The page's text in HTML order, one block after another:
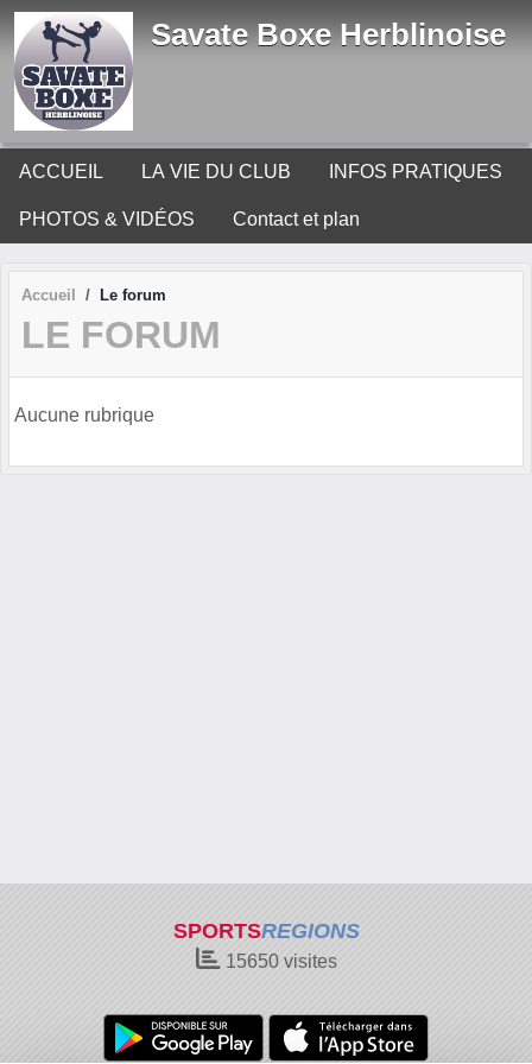
Savate Boxe Herblinoise
ACCUEIL LA VIE DU CLUB INFOS PRATIQUES
PHOTOS & VIDÉOS Contact et plan
Accueil Le forum
LE FORUM
Aucune rubrique
SPORTSREGIONS
15650visites
Panneau de gestion des cookies